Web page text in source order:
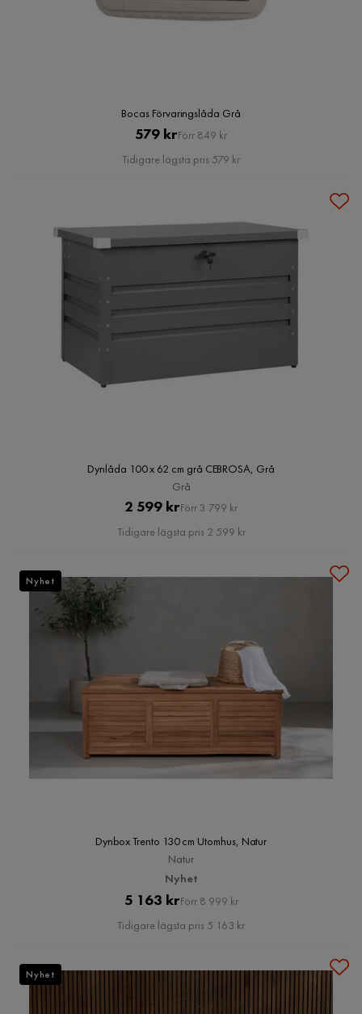
Bocas Förvaringslåda Grå
Pris
579 krOriginal
Pris
Förr 849 kr
Tidigare lägsta pris 579 kr
Dynlåda 100 x 62 cm grå CEBROSA, Grå
Grå
Pris
2 599 krOriginal
Pris
Förr 3 799 kr
Tidigare lägsta pris 2 599 kr
Dynbox Trento 130 cm Utomhus, Natur
Natur
Nyhet
Pris
5 163 krOriginal
Pris
Förr 8 999 kr
Tidigare lägsta pris 5 163 kr
Nyhet
Nyhet